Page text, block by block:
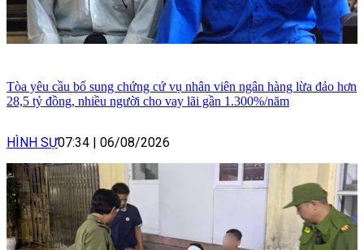
Tòa yêu cầu bổ sung chứng cứ vụ nhân viên ngân hàng lừa đảo hơn
28,5 tỷ đồng, nhiều người cho vay lãi gần 1.300%/năm
HÌNH SỰ07:34 | 06/08/2026